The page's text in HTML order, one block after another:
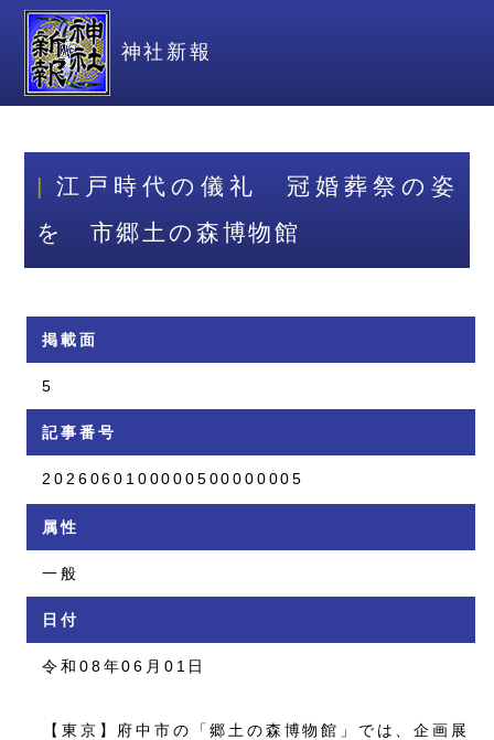
神社新報
江戸時代の儀礼 冠婚葬祭の姿
を 市郷土の森博物館
掲載面
5
記事番号
2026060100000500000005
属性
一般
日付
令和08年06月01日
【東京】府中市の「郷土の森博物館」では、企画展